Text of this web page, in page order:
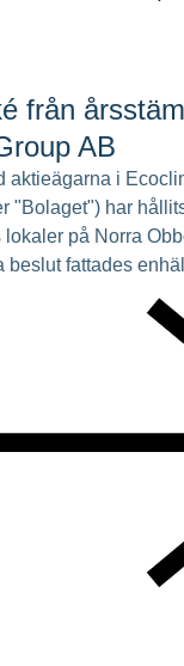
från
AB
aktieägarna i
"Bolaget") har
lokaler på Norra
beslut fattades